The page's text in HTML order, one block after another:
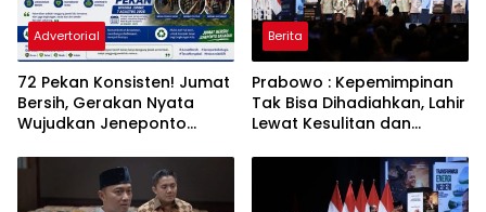
Advertorial
72 Pekan Konsisten! Jumat
Bersih, Gerakan Nyata
Wujudkan Jeneponto
ASRI
Berita
Prabowo : Kepemimpinan
Tak Bisa Dihadiahkan, Lahir
Lewat Kesulitan dan